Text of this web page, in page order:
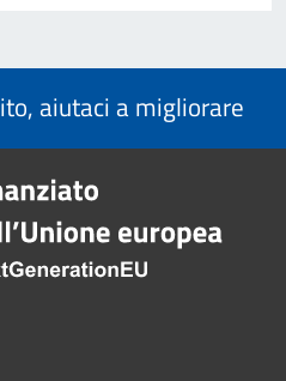
aiutaci a migliorare